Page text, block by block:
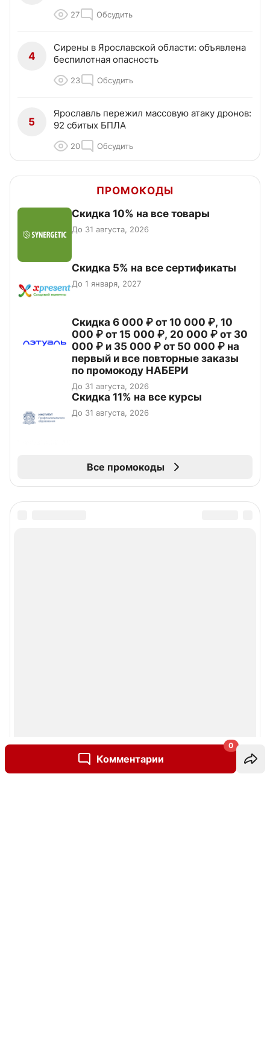
Комментарии
0
27 Обсудить
4
Сирены в Ярославской области: объявлена
беспилотная опасность
23 Обсудить
5
Ярославль пережил массовую атаку дронов:
92 сбитых БПЛА
20 Обсудить
ПРОМОКОДЫ
Скидка 10% на все товары
До 31 августа, 2026
Скидка 5% на все сертификаты
До 1 января, 2027
Скидка 6 000 ₽ от 10 000 ₽, 10
000 ₽ от 15 000 ₽, 20 000 ₽ от 30
000 ₽ и 35 000 ₽ от 50 000 ₽ на
первый и все повторные заказы
по промокоду НАБЕРИ
До 31 августа, 2026
Скидка 11% на все курсы
До 31 августа, 2026
Все промокоды